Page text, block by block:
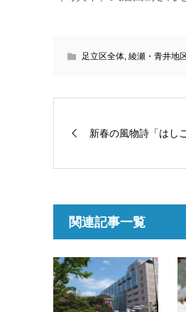
足立区全体, 綾瀬・青井地
新春の風物詩「はし
関連記事一覧